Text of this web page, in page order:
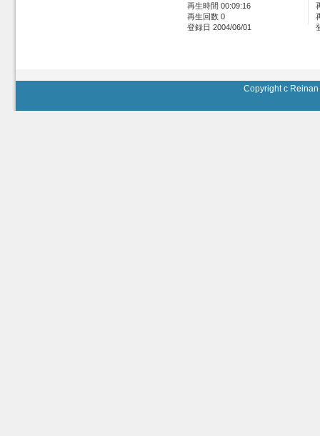
再生時間 00:09:16
再生回数 0
登録日 2004/06/01
Copyright c